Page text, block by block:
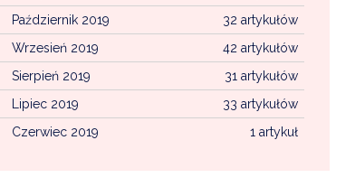
32 artykułów
Październik 2019
42 artykułów
Wrzesień 2019
31 artykułów
Sierpień 2019
33 artykułów
Lipiec 2019
1 artykuł
Czerwiec 2019